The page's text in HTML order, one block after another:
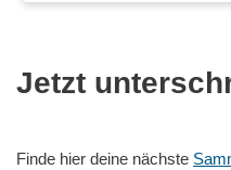
Jetzt
Finde hier deine nächste